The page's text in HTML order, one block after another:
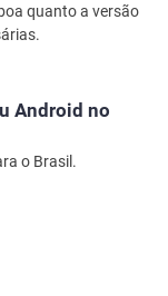
quanto a versão
Android no
o Brasil.